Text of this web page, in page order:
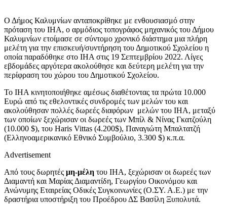
Ο Δήμος Καλυμνίων ανταποκρίθηκε με ενθουσιασμό στην
πρόταση του ΙΗΑ, ο αρμόδιος τοπογράφος μηχανικός του Δήμου
Καλυμνίων ετοίμασε σε σύντομο χρονικό διάστημα μια πλήρη
μελέτη για την επισκευή/συντήρηση του Δημοτικού Σχολείου η
οποία παραδόθηκε στο ΙΗΑ στις 19 Σεπτεμβρίου 2022. Λίγες
εβδομάδες αργότερα ακολούθησε και δεύτερη μελέτη για την
περίφραση του χώρου του Δημοτικού Σχολείου.
Το ΙΗΑ κινητοποιήθηκε αμέσως διαθέτοντας τα πρώτα 10.000
Ευρώ από τις εθελοντικές συνδρομές των μελών του και
ακολούθησαν πολλές δωρεές διαφόρων μελών του ΙΗΑ, μεταξύ
των οποίων ξεχώρισαν οι δωρεές των Μπίλ & Νίνας Γκατζούλη
(10.000 $), του Haris Vittas (4.200$), Παναγιώτη Μπαλτατζή
(Ελληνοαμερικανικό Εθνικό Συμβούλιο, 3.300 $) κ.π.α.
Advertisement
Από τους δωρητές μη-μέλη του ΙΗΑ, ξεχώρισαν οι δωρεές των
Διαμαντή και Μαρίας Διαμαντίδη, Γεωργίου Οικονόμου και
Ανώνυμης Εταιρείας Οδικές Συγκοινωνίες (Ο.ΣΥ. Α.Ε.) με την
δραστήρια υποστήριξη του Προέδρου ΔΣ Βασίλη Ξυπολυτά.